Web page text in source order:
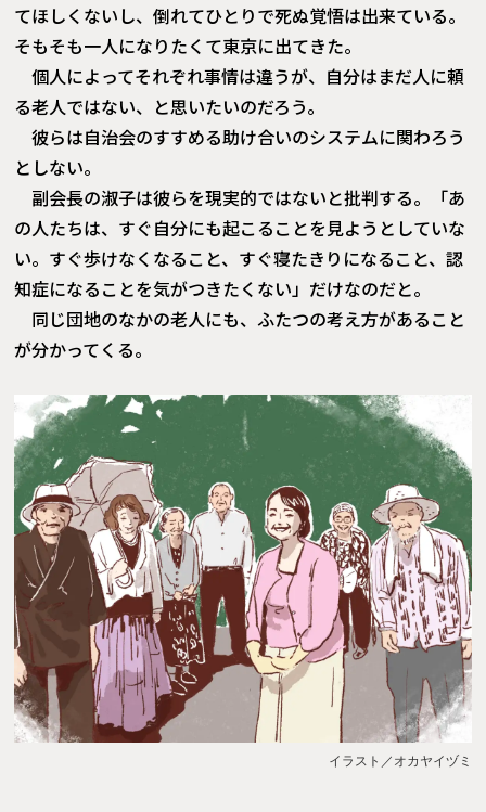
てほしくないし、倒れてひとりで死ぬ覚悟は出来ている。
そもそも一人になりたくて東京に出てきた。
個人によってそれぞれ事情は違うが、自分はまだ人に頼
る老人ではない、と思いたいのだろう。
彼らは自治会のすすめる助け合いのシステムに関わろう
としない。
副会長の淑子は彼らを現実的ではないと批判する。「あ
の人たちは、すぐ自分にも起こることを見ようとしていな
い。すぐ歩けなくなること、すぐ寝たきりになること、認
知症になることを気がつきたくない」だけなのだと。
同じ団地のなかの老人にも、ふたつの考え方があること
が分かってくる。
イラスト／オカヤイヅミ